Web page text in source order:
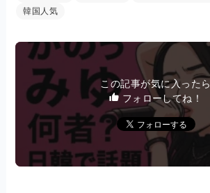
韓国人気
この記事が気に入ったら
フォローしてね！